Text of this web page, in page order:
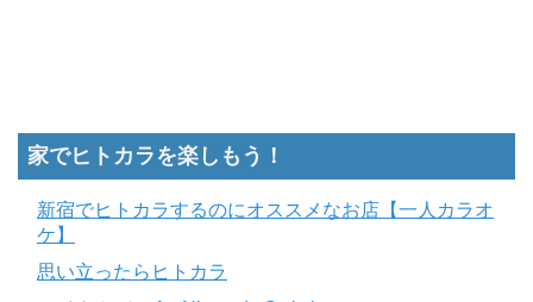
家でヒトカラを楽しもう！
新宿でヒトカラするのにオススメなお店【一人カラオ
ケ】
思い立ったらヒトカラ